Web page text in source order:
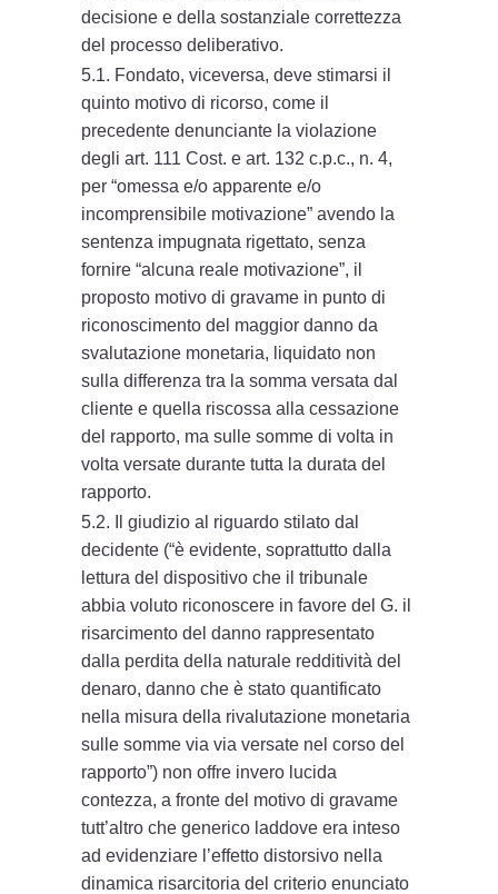
decisione e della sostanziale correttezza
del processo deliberativo.
5.1. Fondato, viceversa, deve stimarsi il
quinto motivo di ricorso, come il
precedente denunciante la violazione
degli art. 111 Cost. e art. 132 c.p.c., n. 4,
per “omessa e/o apparente e/o
incomprensibile motivazione” avendo la
sentenza impugnata rigettato, senza
fornire “alcuna reale motivazione”, il
proposto motivo di gravame in punto di
riconoscimento del maggior danno da
svalutazione monetaria, liquidato non
sulla differenza tra la somma versata dal
cliente e quella riscossa alla cessazione
del rapporto, ma sulle somme di volta in
volta versate durante tutta la durata del
rapporto.
5.2. Il giudizio al riguardo stilato dal
decidente (“è evidente, soprattutto dalla
lettura del dispositivo che il tribunale
abbia voluto riconoscere in favore del G. il
risarcimento del danno rappresentato
dalla perdita della naturale redditività del
denaro, danno che è stato quantificato
nella misura della rivalutazione monetaria
sulle somme via via versate nel corso del
rapporto”) non offre invero lucida
contezza, a fronte del motivo di gravame
tutt’altro che generico laddove era inteso
ad evidenziare l’effetto distorsivo nella
dinamica risarcitoria del criterio enunciato